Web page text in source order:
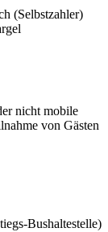
(Selbstzahler)
nicht mobile
von Gästen
Bushaltestelle)